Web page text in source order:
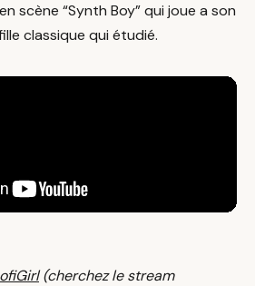
scène “Synth Boy” qui joue a son
classique qui étudié.
(cherchez le stream